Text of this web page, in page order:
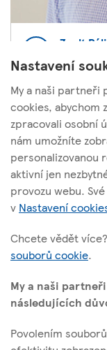
Zsolt
Tesco Stores ČR,
Vršovická 1527/68b;
O těchto
Užitečné odkazy
Sledujte nás
Nastavení
My a naši partneři
cookies, abychom
zpracovali osobní
nám umožníte
personalizovanou
aktivní jen
provozu webu.
v Nastavení
Chcete vědět
souborů cookie.
My a naši
následujících
Povolením